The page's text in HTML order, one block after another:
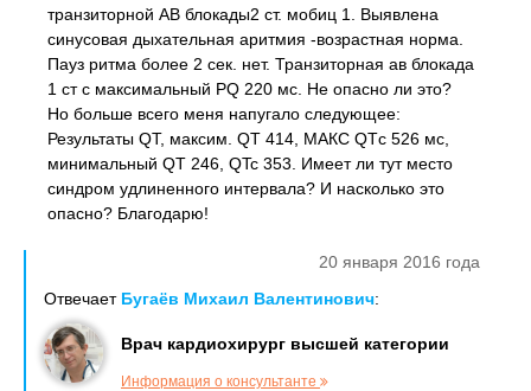
транзиторной АВ блокады2 ст. мобиц 1. Выявлена
синусовая дыхательная аритмия -возрастная норма.
Пауз ритма более 2 сек. нет. Транзиторная ав блокада
1 ст с максимальный PQ 220 мс. Не опасно ли это?
Но больше всего меня напугало следующее:
Результаты QT, максим. QT 414, МАКС QTс 526 мс,
минимальный QT 246, QTc 353. Имеет ли тут место
синдром удлиненного интервала? И насколько это
опасно? Благодарю!
20 января 2016 года
Отвечает Бугаёв Михаил Валентинович:
Врач кардиохирург высшей категории
Информация о консультанте